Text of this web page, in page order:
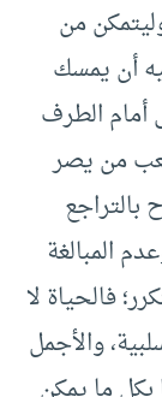
من
أن يمسك
أمام الطرف
من يصر
المبالغة
فالحياة لا
والأجمل